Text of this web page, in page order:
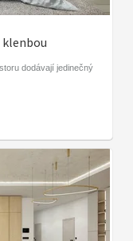
dodávají jedinečný